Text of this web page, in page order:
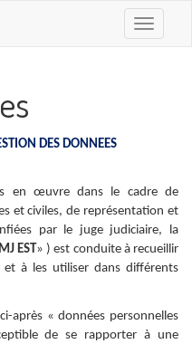
Toggle
DES DONNEES
en œuvre dans le cadre de
et civiles, de représentation et
par le juge judiciaire, la
MJ EST» ) est conduite à recueillir
et à les utiliser dans différents
après « données personnelles
de se rapporter à une